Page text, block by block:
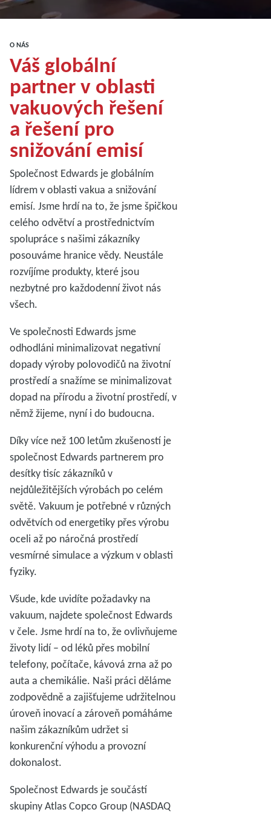
O NÁS
Váš globální
partner v oblasti
vakuových řešení
a řešení pro
snižování emisí
Společnost Edwards je globálním
lídrem v oblasti vakua a snižování
emisí. Jsme hrdí na to, že jsme špičkou
celého odvětví a prostřednictvím
spolupráce s našimi zákazníky
posouváme hranice vědy. Neustále
rozvíjíme produkty, které jsou
nezbytné pro každodenní život nás
všech.
Ve společnosti Edwards jsme
odhodláni minimalizovat negativní
dopady výroby polovodičů na životní
prostředí a snažíme se minimalizovat
dopad na přírodu a životní prostředí, v
němž žijeme, nyní i do budoucna.
Díky více než 100 letům zkušeností je
společnost Edwards partnerem pro
desítky tisíc zákazníků v
nejdůležitějších výrobách po celém
světě. Vakuum je potřebné v různých
odvětvích od energetiky přes výrobu
oceli až po náročná prostředí
vesmírné simulace a výzkum v oblasti
fyziky.
Všude, kde uvidíte požadavky na
vakuum, najdete společnost Edwards
v čele. Jsme hrdí na to, že ovlivňujeme
životy lidí – od léků přes mobilní
telefony, počítače, kávová zrna až po
auta a chemikálie. Naši práci děláme
zodpovědně a zajišťujeme udržitelnou
úroveň inovací a zároveň pomáháme
našim zákazníkům udržet si
konkurenční výhodu a provozní
dokonalost.
Společnost Edwards je součástí
skupiny Atlas Copco Group (NASDAQ